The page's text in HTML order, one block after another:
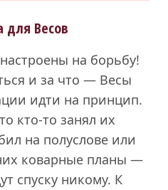
для Весов
на борьбу!
и за что — Весы
идти на принцип.
кто-то занял их
на полуслове или
коварные планы —
спуску никому. К